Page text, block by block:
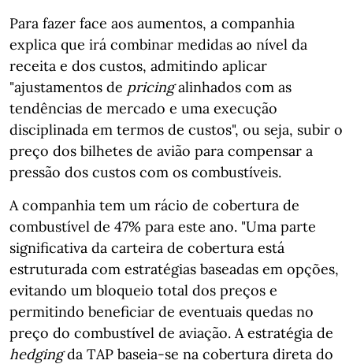
Para fazer face aos aumentos, a companhia
explica que irá combinar medidas ao nível da
receita e dos custos, admitindo aplicar
"ajustamentos de pricingalinhados com as
tendências de mercado e uma execução
disciplinada em termos de custos", ou seja, subir o
preço dos bilhetes de avião para compensar a
pressão dos custos com os combustíveis.
A companhia tem um rácio de cobertura de
combustível de 47% para este ano. "Uma parte
significativa da carteira de cobertura está
estruturada com estratégias baseadas em opções,
evitando um bloqueio total dos preços e
permitindo beneficiar de eventuais quedas no
preço do combustível de aviação. A estratégia de
hedgingda TAP baseia-se na cobertura direta do